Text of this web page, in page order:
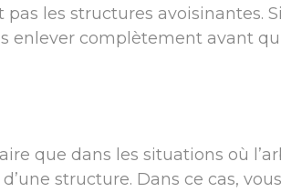
pas les structures avoisinantes.
enlever complètement avant
que dans les situations où
structure. Dans ce cas,